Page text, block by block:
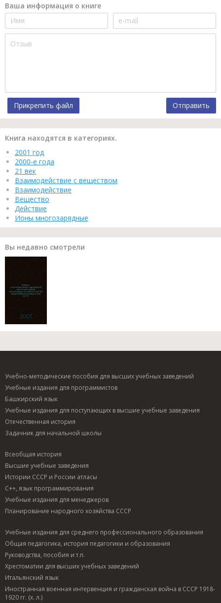
Ваша информация о книге
Прикрепить файл Отправить
Книга находятся в категориях.
2001 год
2000-е года
21 век
Взаимодействие с веществом
Взаимодействие
Вещество
Действие
Ионы многозарядные
Вы недавно смотрели
Учебно-методические пособия для высших учебных заведений
Учебные издания для программистов
Башкирский язык
Учебные издания для поступающих в высшие учебные заведения
Отечественная история
Задачник для начальной школы
Всеобщая история
Высшие учебные заведения
Истории СССР и России атласы
C++, язык программирования
Учебные издания для менеджеров
Планирование народного хозяйства СССР
Учебные издания для среднего профессионального образования
Общая педагогика, история педагогики и образования
Руководства, пособия и т.п.
Хрестоматии для высших учебных заведений
Итальянский язык
Иностранная военная интервенция и гражданская война в СССР 1918-
1920 гг. (х. л.)